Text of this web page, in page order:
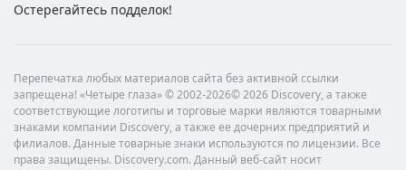
Остерегайтесь подделок!
Перепечатка любых материалов сайта без активной ссылки
запрещена! «Четыре глаза» © 2002-2026© 2026 Discovery, а также
соответствующие логотипы и торговые марки являются товарными
знаками компании Discovery, а также ее дочерних предприятий и
филиалов. Данные товарные знаки используются по лицензии. Все
права защищены. Discovery.com. Данный веб-сайт носит